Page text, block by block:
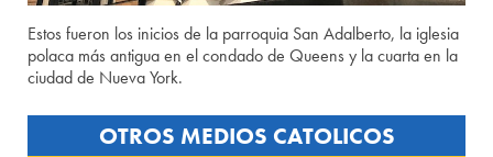
Estos fueron los inicios de la parroquia San Adalberto, la iglesia
polaca más antigua en el condado de Queens y la cuarta en la
ciudad de Nueva York.
OTROS MEDIOS CATOLICOS